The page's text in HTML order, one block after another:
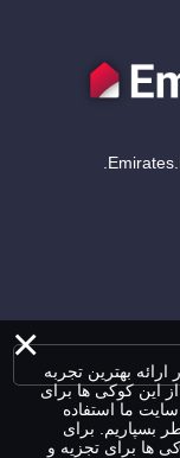
×
بهترین تجربه
این کوکی ها برای
ما استفاده
بسپاریم. برای
ها برای تجزیه و